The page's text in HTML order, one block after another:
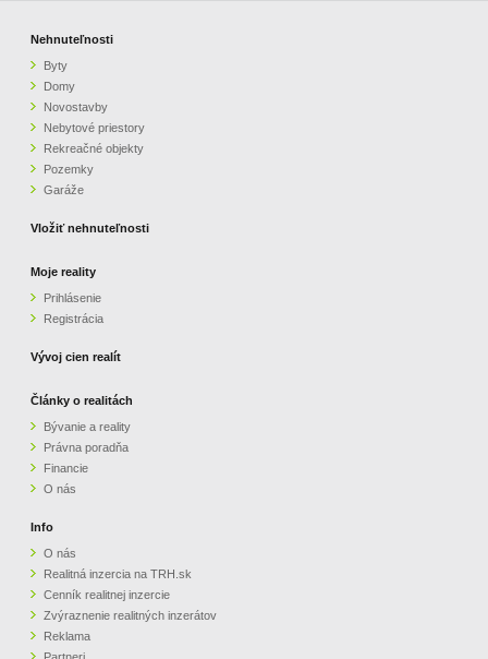
Nehnuteľnosti
Byty
Domy
Novostavby
Nebytové priestory
Rekreačné objekty
Pozemky
Garáže
Vložiť nehnuteľnosti
Moje reality
Prihlásenie
Registrácia
Vývoj cien realít
Články o realitách
Bývanie a reality
Právna poradňa
Financie
O nás
Info
O nás
Realitná inzercia na TRH.sk
Cenník realitnej inzercie
Zvýraznenie realitných inzerátov
Reklama